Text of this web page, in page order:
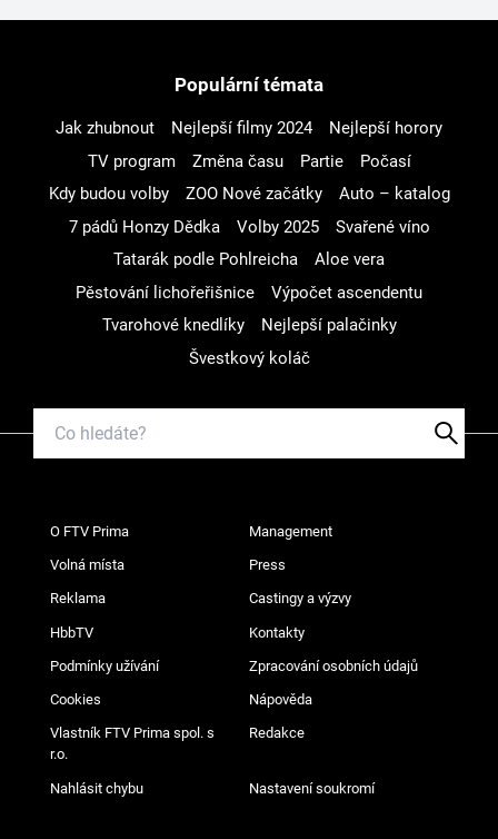
Populární témata
Jak zhubnout Nejlepší filmy 2024
Nejlepší horory
TV program
Změna času Partie
Počasí
Kdy budou volby
ZOO Nové začátky
Auto – katalog
7 pádů Honzy Dědka
Volby 2025
Svařené víno
Tatarák podle Pohlreicha
Aloe vera
Pěstování lichořeřišnice
Výpočet ascendentu
Tvarohové knedlíky
Nejlepší palačinky
Švestkový koláč
O FTV Prima Management
Volná místa Press
Reklama Castingy a výzvy
HbbTV Kontakty
Podmínky užívání Zpracování osobních údajů
Cookies Nápověda
Vlastník FTV Prima spol. s
r.o.
Redakce
Nahlásit chybu Nastavení soukromí